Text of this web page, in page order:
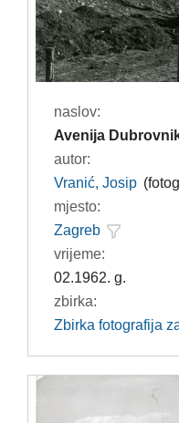
naslov:
Avenija
autor:
Vranić, Josip
mjesto:
Zagreb
vrijeme:
02.1962. g.
zbirka:
Zbirka fotografija